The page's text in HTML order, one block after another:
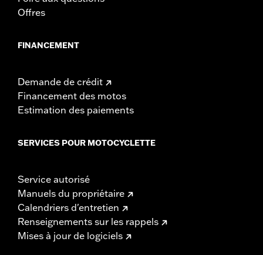
applicable.
Offres
FINANCEMENT
Demande de crédit
Financement des motos
Estimation des paiements
SERVICES POUR MOTOCYCLETTE
Service autorisé
Manuels du propriétaire
Calendriers d'entretien
Renseignements sur les rappels
Mises à jour de logiciels